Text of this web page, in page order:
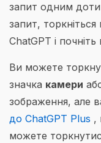
запит одним
запит, торкніться
ChatGPT і
Ви можете
значка камери
зображення, але
до ChatGPT Plus ,
можете